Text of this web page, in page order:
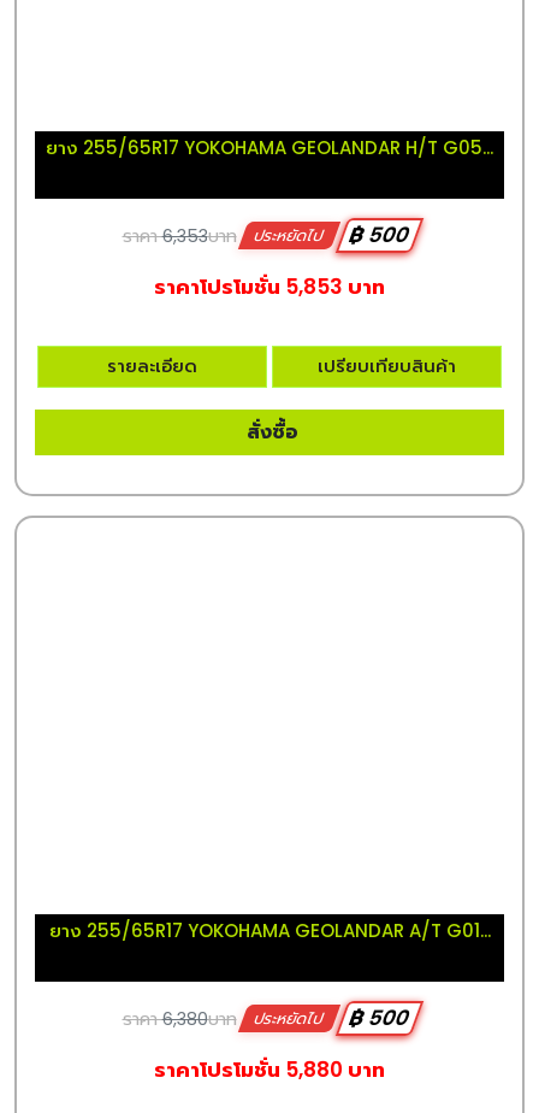
ยาง 255/65R17 YOKOHAMA GEOLANDAR H/T G05...
ราคา6,353บาท ประหยัดไป
฿ 500
ราคาโปรโมชั่น 5,853 บาท
รายละเอียด เปรียบเทียบสินค้า
สั่งซื้อ
ยาง 255/65R17 YOKOHAMA GEOLANDAR A/T G01...
ราคา6,380บาท ประหยัดไป
฿ 500
ราคาโปรโมชั่น 5,880 บาท